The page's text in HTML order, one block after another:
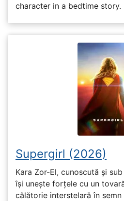
character in a bedtime story.
Supergirl (2026)
Kara Zor-El, cunoscută și
își unește forțele cu un
călătorie interstelară în semn